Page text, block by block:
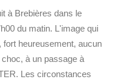
à Brebières dans le
du matin. L'image qui
fort heureusement, aucun
à un passage à
Les circonstances